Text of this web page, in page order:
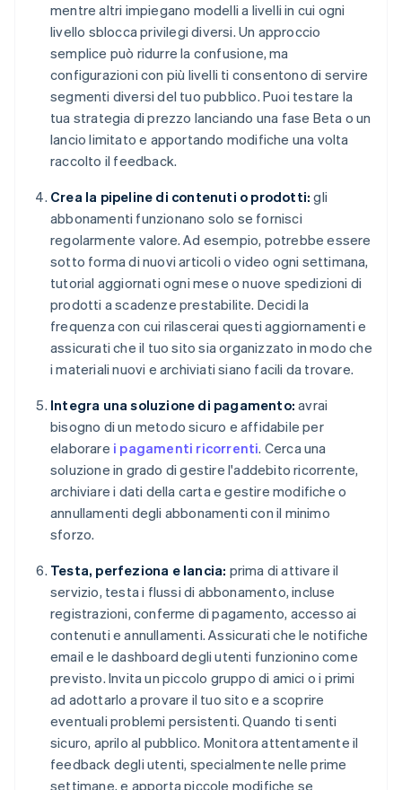
mentre altri impiegano modelli a livelli in cui ogni
livello sblocca privilegi diversi. Un approccio
semplice può ridurre la confusione, ma
configurazioni con più livelli ti consentono di servire
segmenti diversi del tuo pubblico. Puoi testare la
tua strategia di prezzo lanciando una fase Beta o un
lancio limitato e apportando modifiche una volta
raccolto il feedback.
Crea la pipeline di contenuti o prodotti: gli
abbonamenti funzionano solo se fornisci
regolarmente valore. Ad esempio, potrebbe essere
sotto forma di nuovi articoli o video ogni settimana,
tutorial aggiornati ogni mese o nuove spedizioni di
prodotti a scadenze prestabilite. Decidi la
frequenza con cui rilascerai questi aggiornamenti e
assicurati che il tuo sito sia organizzato in modo che
i materiali nuovi e archiviati siano facili da trovare.
Integra una soluzione di pagamento: avrai
bisogno di un metodo sicuro e affidabile per
elaborare i pagamenti ricorrenti. Cerca una
soluzione in grado di gestire l'addebito ricorrente,
archiviare i dati della carta e gestire modifiche o
annullamenti degli abbonamenti con il minimo
sforzo.
Testa, perfeziona e lancia: prima di attivare il
servizio, testa i flussi di abbonamento, incluse
registrazioni, conferme di pagamento, accesso ai
contenuti e annullamenti. Assicurati che le notifiche
email e le dashboard degli utenti funzionino come
previsto. Invita un piccolo gruppo di amici o i primi
ad adottarlo a provare il tuo sito e a scoprire
eventuali problemi persistenti. Quando ti senti
sicuro, aprilo al pubblico. Monitora attentamente il
feedback degli utenti, specialmente nelle prime
settimane, e apporta piccole modifiche se